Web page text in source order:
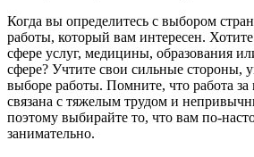
Когда вы определитесь с выбором
работы, который вам интересен.
сфере услуг, медицины, образования
сфере? Учтите свои сильные стороны,
выборе работы. Помните, что работа
связана с тяжелым трудом и
поэтому выбирайте то, что вам по-
занимательно.